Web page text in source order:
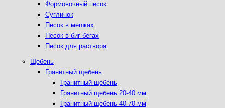
Формовочный песок
Суглинок
Песок в мешках
Песок в биг-бегах
Песок для раствора
Щебень
Гранитный щебень
Гранитный щебень
Гранитный щебень 20-40 мм
Гранитный щебень 40-70 мм